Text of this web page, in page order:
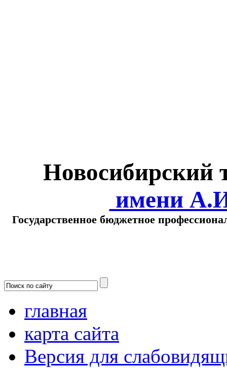
Новосибирский
имени
Государственное бюджетное
главная
карта сайта
Версия для